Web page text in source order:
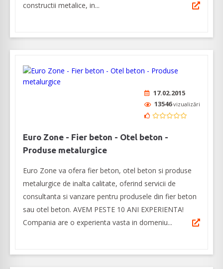
constructii metalice, in...
17.02.2015
13546vizualizări
Euro Zone - Fier beton - Otel beton -
Produse metalurgice
Euro Zone va ofera fier beton, otel beton si produse
metalurgice de inalta calitate, oferind servicii de
consultanta si vanzare pentru produsele din fier beton
sau otel beton. AVEM PESTE 10 ANI EXPERIENTA!
Compania are o experienta vasta in domeniu...